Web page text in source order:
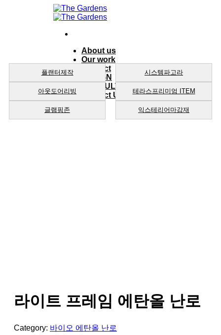
About us
Our work
product
DESIGN
CONSULTING
Contact Us
플랜터제작 시스템파고라
아웃도어리빙 테라스프리미엄 ITEM
글램핑존 익스테리어마감재
라이트 프레임 에탄올 난로
Category: 바이오 에탄올 난로